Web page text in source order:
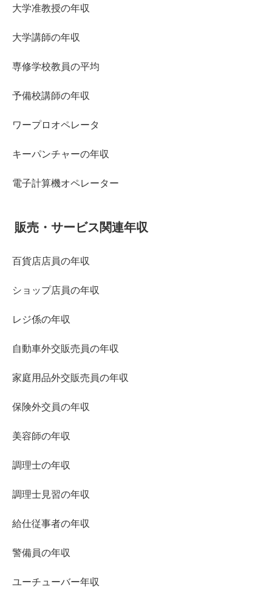
大学准教授の年収
大学講師の年収
専修学校教員の平均
予備校講師の年収
ワープロオペレータ
キーパンチャーの年収
電子計算機オペレーター
販売・サービス関連年収
百貨店店員の年収
ショップ店員の年収
レジ係の年収
自動車外交販売員の年収
家庭用品外交販売員の年収
保険外交員の年収
美容師の年収
調理士の年収
調理士見習の年収
給仕従事者の年収
警備員の年収
ユーチューバー年収